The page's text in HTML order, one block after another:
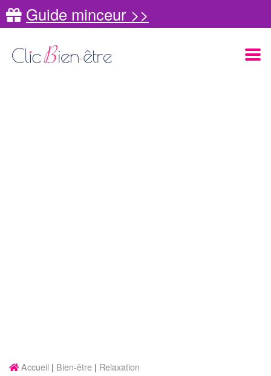
Guide minceur >>
Accueil Bien-être Relaxation